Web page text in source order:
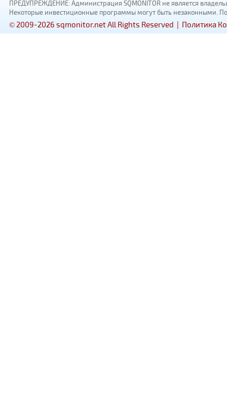
ПРЕДУПРЕЖДЕНИЕ: Администрация SQMONITOR не является
Некоторые инвестиционные программы могут быть незаконными.
© 2009-2026 sqmonitor.net All Rights Reserved | Политика